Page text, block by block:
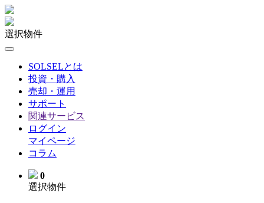
選択物件
SOLSELとは
投資・購入
売却・運用
サポート
関連サービス
ログイン
マイページ
コラム
0
選択物件